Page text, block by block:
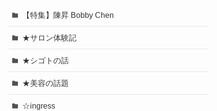
【特集】陳昇 Bobby Chen
★サロン体験記
★シゴトの話
★美容の話題
☆ingress